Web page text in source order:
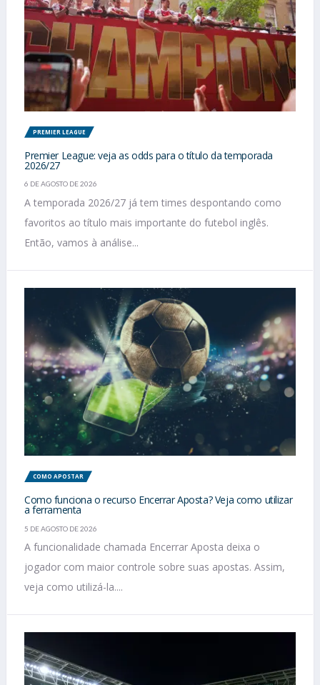
PREMIER LEAGUE
Premier League: veja as odds para o título da temporada
2026/27
6 DE AGOSTO DE 2026
A temporada 2026/27 já tem times despontando como
favoritos ao título mais importante do futebol inglês.
Então, vamos à análise...
COMO APOSTAR
Como funciona o recurso Encerrar Aposta? Veja como utilizar
a ferramenta
5 DE AGOSTO DE 2026
A funcionalidade chamada Encerrar Aposta deixa o
jogador com maior controle sobre suas apostas. Assim,
veja como utilizá-la....